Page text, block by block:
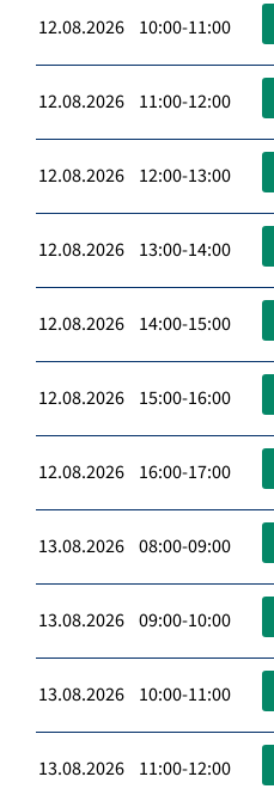
12.08.2026 10:00-11:00
12.08.2026 11:00-12:00
12.08.2026 12:00-13:00
12.08.2026 13:00-14:00
12.08.2026 14:00-15:00
12.08.2026 15:00-16:00
12.08.2026 16:00-17:00
13.08.2026 08:00-09:00
13.08.2026 09:00-10:00
13.08.2026 10:00-11:00
13.08.2026 11:00-12:00